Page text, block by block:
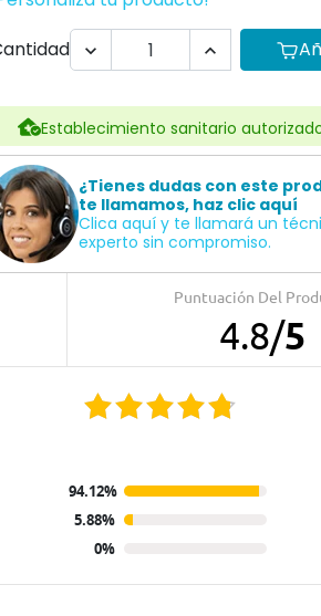
 
Establecimiento sanitario
¿Tienes dudas con este
te llamamos, haz clic aquí
Clica aquí y te llamará un
experto sin compromiso.
Puntuación Del
4.8/5
94.12%
5.88%
0%